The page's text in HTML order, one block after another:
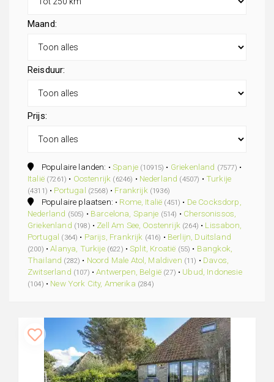
Maand:
Reisduur:
Prijs:
Populaire landen: •Spanje (10915) • Griekenland (7577) •
Italië (7261) • Oostenrijk (6246) • Nederland (4507) • Turkije
(4311) • Portugal (2568) • Frankrijk (1936)
Populaire plaatsen: • Rome, Italië (451) • De Cocksdorp,
Nederland (505) • Barcelona, Spanje (514) • Chersonissos,
Griekenland (198) • Zell Am See, Oostenrijk (264) • Lissabon,
Portugal (364) • Parijs, Frankrijk (416) • Berlijn, Duitsland
(200) •Alanya, Turkije (622) •Split, Kroatië (55) • Bangkok,
Thailand (282) • Noord Male Atol, Maldiven (11) • Davos,
Zwitserland (107) •Antwerpen, België (27) • Ubud, Indonesie
(104) • New York City, Amerika (284)